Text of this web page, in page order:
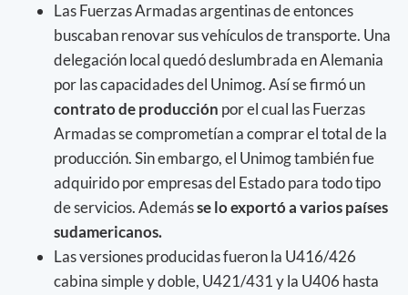
Las Fuerzas Armadas argentinas de entonces
buscaban renovar sus vehículos de transporte. Una
delegación local quedó deslumbrada en Alemania
por las capacidades del Unimog. Así se firmó un
contrato de producción por el cual las Fuerzas
Armadas se comprometían a comprar el total de la
producción. Sin embargo, el Unimog también fue
adquirido por empresas del Estado para todo tipo
de servicios. Ademásse lo exportó a varios países
sudamericanos.
Las versiones producidas fueron la U416/426
cabina simple y doble, U421/431 y la U406 hasta